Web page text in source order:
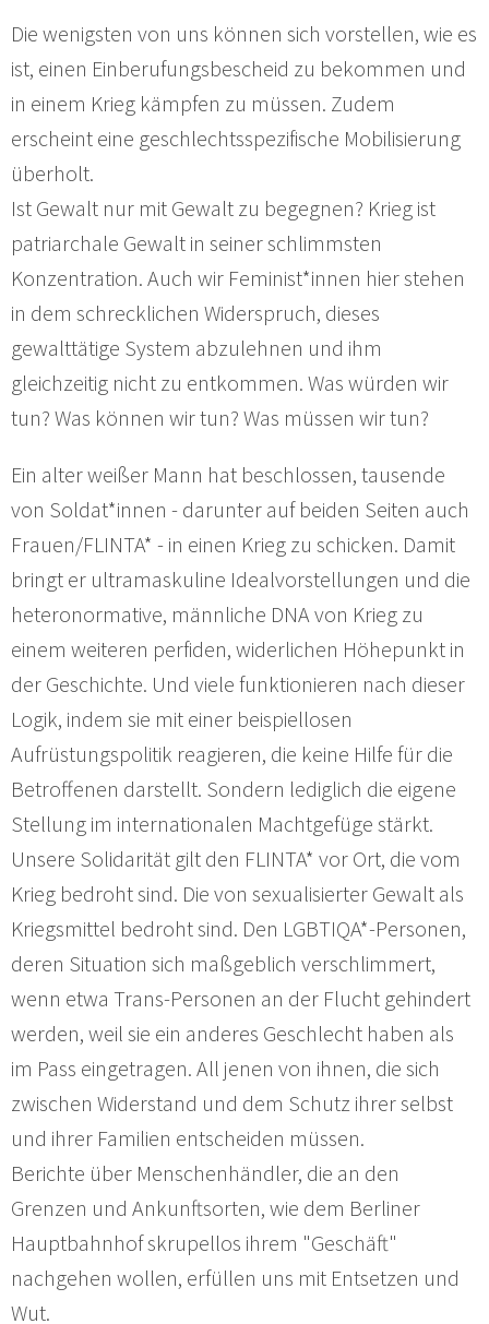
Die wenigsten von uns können sich vorstellen, wie es
ist, einen Einberufungsbescheid zu bekommen und
in einem Krieg kämpfen zu müssen. Zudem
erscheint eine geschlechtsspezifische Mobilisierung
überholt.
Ist Gewalt nur mit Gewalt zu begegnen? Krieg ist
patriarchale Gewalt in seiner schlimmsten
Konzentration. Auch wir Feminist*innen hier stehen
in dem schrecklichen Widerspruch, dieses
gewalttätige System abzulehnen und ihm
gleichzeitig nicht zu entkommen. Was würden wir
tun? Was können wir tun? Was müssen wir tun?
Ein alter weißer Mann hat beschlossen, tausende
von Soldat*innen - darunter auf beiden Seiten auch
Frauen/FLINTA* - in einen Krieg zu schicken. Damit
bringt er ultramaskuline Idealvorstellungen und die
heteronormative, männliche DNA von Krieg zu
einem weiteren perfiden, widerlichen Höhepunkt in
der Geschichte. Und viele funktionieren nach dieser
Logik, indem sie mit einer beispiellosen
Aufrüstungspolitik reagieren, die keine Hilfe für die
Betroffenen darstellt. Sondern lediglich die eigene
Stellung im internationalen Machtgefüge stärkt.
Unsere Solidarität gilt den FLINTA* vor Ort, die vom
Krieg bedroht sind. Die von sexualisierter Gewalt als
Kriegsmittel bedroht sind. Den LGBTIQA*-Personen,
deren Situation sich maßgeblich verschlimmert,
wenn etwa Trans-Personen an der Flucht gehindert
werden, weil sie ein anderes Geschlecht haben als
im Pass eingetragen. All jenen von ihnen, die sich
zwischen Widerstand und dem Schutz ihrer selbst
und ihrer Familien entscheiden müssen.
Berichte über Menschenhändler, die an den
Grenzen und Ankunftsorten, wie dem Berliner
Hauptbahnhof skrupellos ihrem "Geschäft"
nachgehen wollen, erfüllen uns mit Entsetzen und
Wut.